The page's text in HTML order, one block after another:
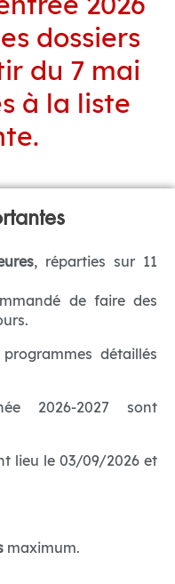
dossiers
du 7 mai
à la liste
, réparties sur 11
de faire des
détaillés
2026-2027 sont
lieu le 03/09/2026 et
maximum.